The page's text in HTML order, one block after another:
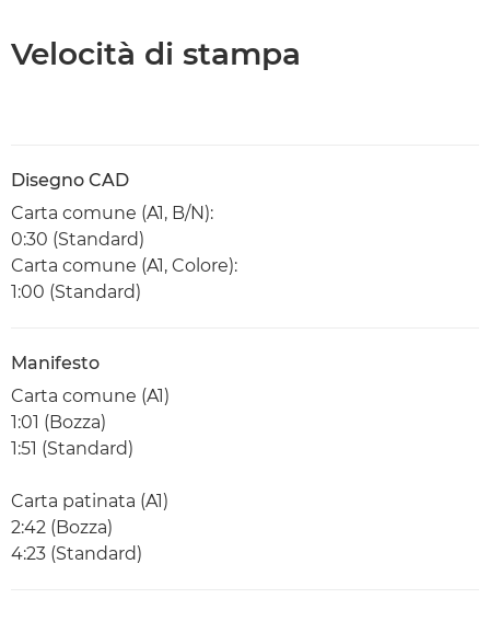
Velocità di stampa
Disegno CAD
Carta comune (A1, B/N):
0:30 (Standard)
Carta comune (A1, Colore):
1:00 (Standard)
Manifesto
Carta comune (A1)
1:01 (Bozza)
1:51 (Standard)
Carta patinata (A1)
2:42 (Bozza)
4:23 (Standard)